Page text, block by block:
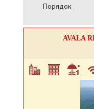
Порядок
AVALA